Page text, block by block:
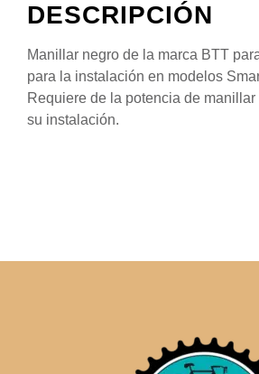
DESCRIPCIÓN
Manillar negro de la marca BTT
para la instalación en modelos
Requiere de la potencia de
su instalación.